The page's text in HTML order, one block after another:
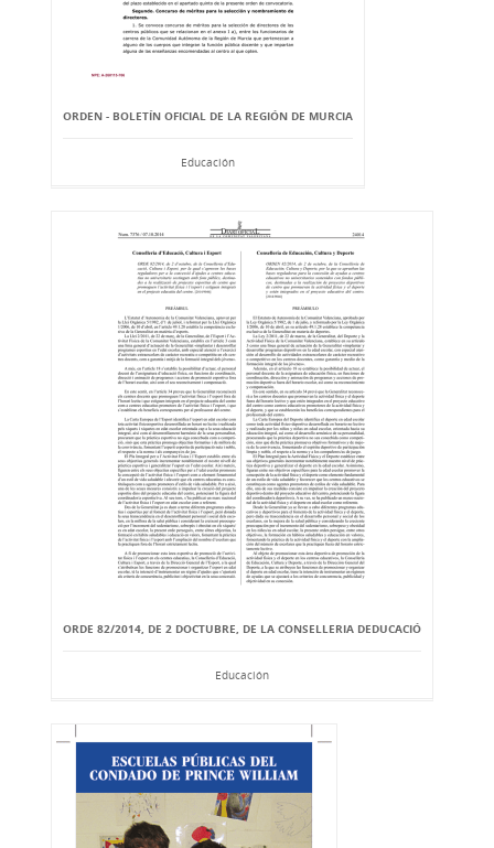
ORDEN - BOLETÍN OFICIAL DE LA REGIÓN DE MURCIA
Educación
ORDE 82/2014, DE 2 DOCTUBRE, DE LA CONSELLERIA DEDUCACIÓ
Educación